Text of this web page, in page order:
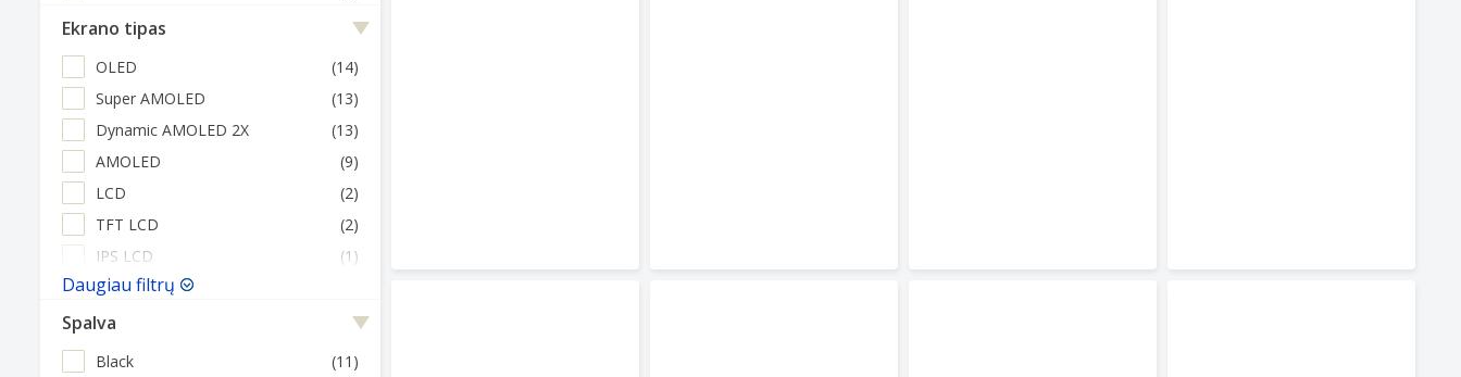
Ekrano tipas
OLED
(14)
Super AMOLED
(13)
Dynamic AMOLED 2X
(13)
AMOLED
(9)
LCD
(2)
TFT LCD
(2)
IPS LCD
(1)
Daugiau filtrų
Spalva
Black
(11)